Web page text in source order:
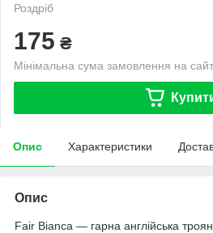
Роздріб
175 ₴
Мінімальна сума замовлення на
Опис Характеристики
Опис
Fair Bianca — гарна англійська